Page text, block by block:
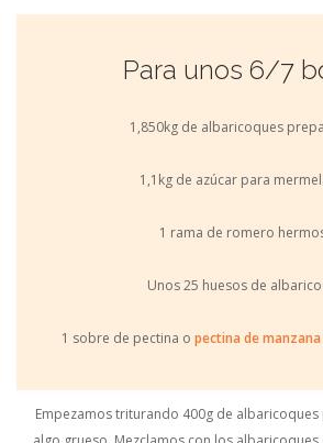
Para unos 6/7
1,850kg de albaricoques
1,1kg de azúcar para
1 rama de romero
Unos 25 huesos de
1 sobre de pectina o pectina de
Empezamos triturando 400g de